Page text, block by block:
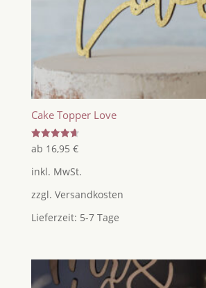
Cake Topper Love
Bewertet
mit
von 5
ab 16,95 €
inkl. MwSt.
zzgl. Versandkosten
Lieferzeit: 5-7 Tage